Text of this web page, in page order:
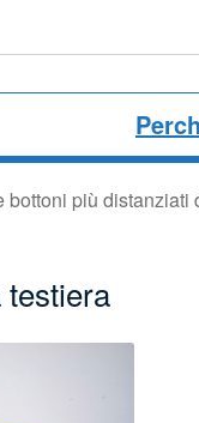
bottoni più